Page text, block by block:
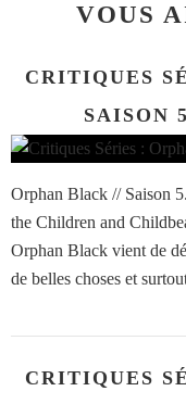
VOUS
CRITIQUES
SAISON
Orphan Black // Saison
the Children and
Orphan Black vient de
de belles choses et
CRITIQUES